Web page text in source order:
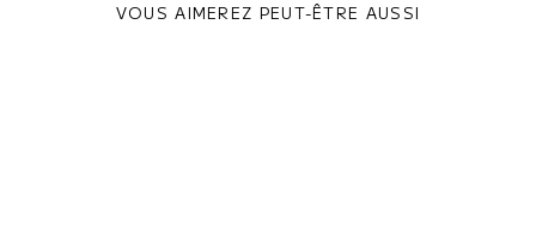
VOUS AIMEREZ PEUT-ÊTRE AUSSI